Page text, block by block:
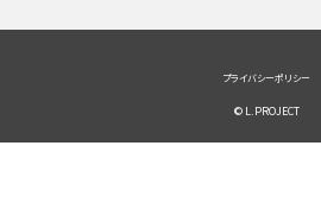
プライバシーポリシー
© L.PROJECT